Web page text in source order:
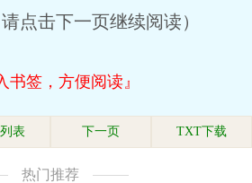
击下一页继续阅读）
书签，方便阅读』
表 下一页 TXT下载
热门推荐